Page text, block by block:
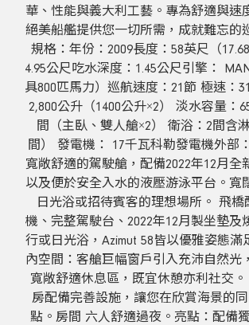
華、性能與義大利工藝。專為舒適與速
絕美船艦提供您一切所需，成就難忘的
規格：年份：2009長度：58英尺（
4.95公尺吃水深度：1.45公尺引擎：
具800匹馬力）巡航速度：21節 極速：
2,800公升（1400公升×2） 淡水容量：
間（主臥、雙人艙×2） 衛浴：2間含
間） 發電機： 17千瓦科勒發電機外部
寬敞舒適的駕駛艙，配備2022年12月全
以及便於安全入水的液壓游泳平台。寬
日光浴或招待賓客的理想場所。 飛橋
機、完整駕駛台、2022年12月製坐墊及
行或日光浴，Azimut 58皆以優雅姿態滿
內空間：客艙巨幅窗戶引入充沛自然光
寬敞舒適休息區，既宜休憩亦利社交
房配備完善設施，讓您在欣賞海景的
點。房間 六人舒適過夜。亮點：配備